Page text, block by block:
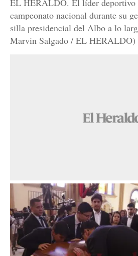
EL HERALDO. El líder deportivo
campeonato nacional durante su
silla presidencial del Albo a lo
Marvin Salgado / EL HERALDO)